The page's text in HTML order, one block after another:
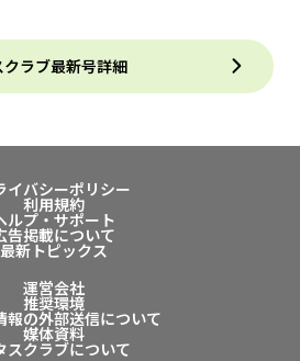
クラブ最新号詳細
イバシーポリシー
利用規約
ルプ・サポート
告掲載について
最新トピックス
運営会社
推奨環境
報の外部送信について
媒体資料
スクラブについて